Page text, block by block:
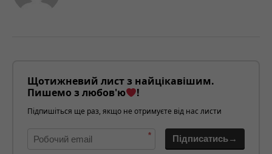
Щотижневий лист з найцікавішим.
Пишемо з любов'ю
!
Підпишіться ще раз, якщо не отримуєте від нас листи
* Підписатись→